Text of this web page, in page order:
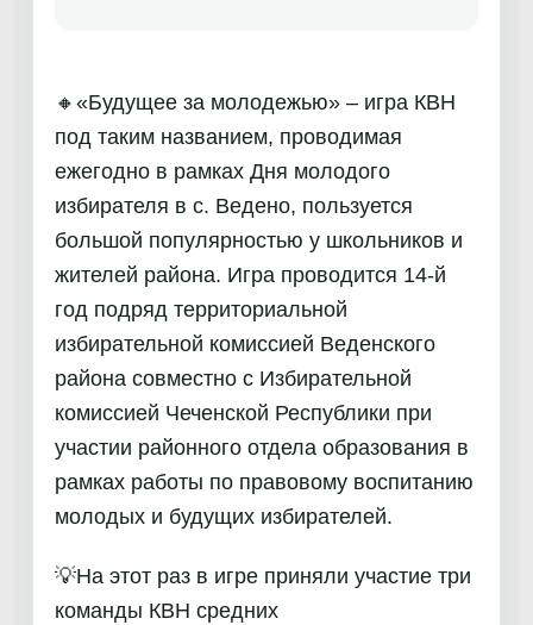
🔸«Будущее за молодежью» – игра КВН
под таким названием, проводимая
ежегодно в рамках Дня молодого
избирателя в с. Ведено, пользуется
большой популярностью у школьников и
жителей района. Игра проводится 14-й
год подряд территориальной
избирательной комиссией Веденского
района совместно с Избирательной
комиссией Чеченской Республики при
участии районного отдела образования в
рамках работы по правовому воспитанию
молодых и будущих избирателей.
💡На этот раз в игре приняли участие три
команды КВН средних